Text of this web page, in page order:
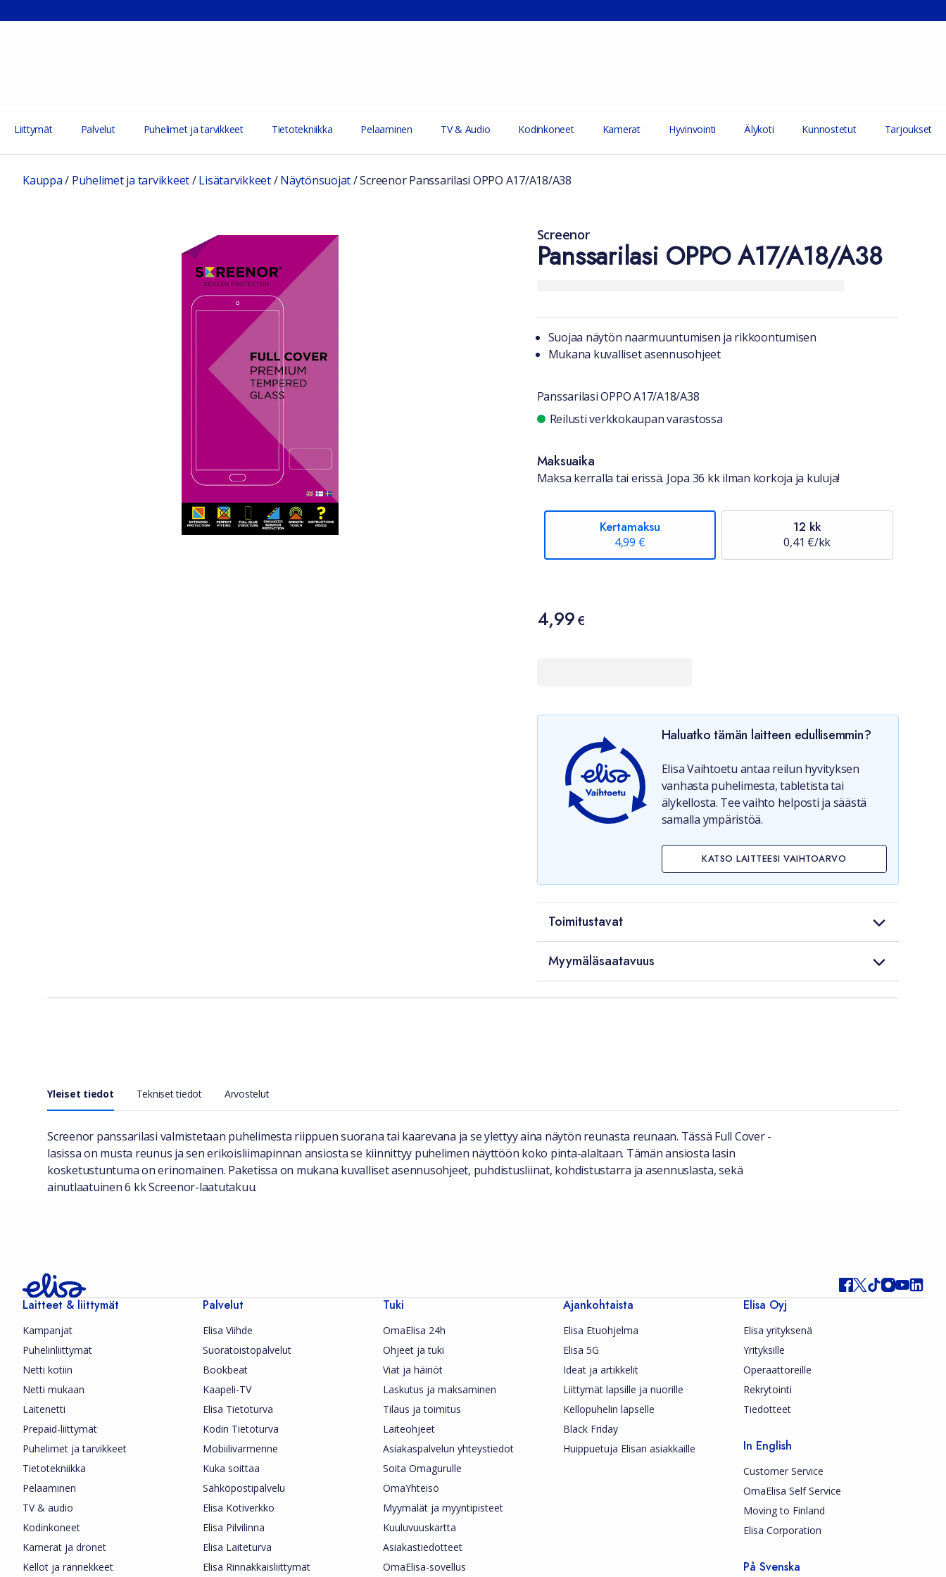
Liittymät Palvelut Puhelimet ja tarvikkeet Tietotekniikka Pelaaminen TV & Audio Kodinkoneet Kamerat Hyvinvointi Älykoti Kunnostetut Tarjoukset
Kauppa/ Puhelimet ja tarvikkeet/Lisätarvikkeet/Näytönsuojat/Screenor Panssarilasi OPPO A17/A18/A38
Screenor
Panssarilasi OPPO A17/A18/A38
Tuotteesta lyhyesti
Suojaa näytön naarmuuntumisen ja rikkoontumisen
Mukana kuvalliset asennusohjeet
Panssarilasi OPPO A17/A18/A38
Saatavuustiedot
Reilusti verkkokaupan varastossa
Maksuaika
Maksa kerralla tai erissä. Jopa 36 kk ilman korkoja ja kuluja!
Kertamaksu
4,99 €
12 kk
0,41 €/kk
Hinta
4,99 €
4,99€
Haluatko tämän laitteen edullisemmin?
Elisa Vaihtoetu antaa reilun hyvityksen
vanhasta puhelimesta, tabletista tai
älykellosta. Tee vaihto helposti ja säästä
samalla ympäristöä.
KATSO LAITTEESI VAIHTOARVO
Toimitustavat
Myymäläsaatavuus
Yleiset tiedot Tekniset tiedot Arvostelut
Yleiset tiedot
Screenor panssarilasi valmistetaan puhelimesta riippuen suorana tai kaarevana ja se ylettyy aina näytön reunasta reunaan. Tässä Full Cover -
lasissa on musta reunus ja sen erikoisliimapinnan ansiosta se kiinnittyy puhelimen näyttöön koko pinta-alaltaan. Tämän ansiosta lasin
kosketustuntuma on erinomainen. Paketissa on mukana kuvalliset asennusohjeet, puhdistusliinat, kohdistustarra ja asennuslasta, sekä
ainutlaatuinen 6 kk Screenor-laatutakuu.
Laitteet & liittymät
Kampanjat
Puhelinliittymät
Netti kotiin
Netti mukaan
Laitenetti
Prepaid-liittymät
Puhelimet ja tarvikkeet
Tietotekniikka
Pelaaminen
TV & audio
Kodinkoneet
Kamerat ja dronet
Kellot ja rannekkeet
Palvelut
Elisa Viihde
Suoratoistopalvelut
Bookbeat
Kaapeli-TV
Elisa Tietoturva
Kodin Tietoturva
Mobiilivarmenne
Kuka soittaa
Sähköpostipalvelu
Elisa Kotiverkko
Elisa Pilvilinna
Elisa Laiteturva
Elisa Rinnakkaisliittymät
Tuki
OmaElisa 24h
Ohjeet ja tuki
Viat ja häiriöt
Laskutus ja maksaminen
Tilaus ja toimitus
Laiteohjeet
Asiakaspalvelun yhteystiedot
Soita Omagurulle
OmaYhteisö
Myymälät ja myyntipisteet
Kuuluvuuskartta
Asiakastiedotteet
OmaElisa-sovellus
Ajankohtaista
Elisa Etuohjelma
Elisa 5G
Ideat ja artikkelit
Liittymät lapsille ja nuorille
Kellopuhelin lapselle
Black Friday
Huippuetuja Elisan asiakkaille
Elisa Oyj
Elisa yrityksenä
Yrityksille
Operaattoreille
Rekrytointi
Tiedotteet
In English
Customer Service
OmaElisa Self Service
Moving to Finland
Elisa Corporation
På Svenska